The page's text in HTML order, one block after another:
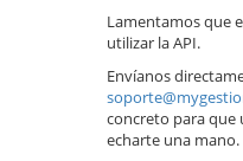
Lamentamos que
utilizar la API.
Envíanos
concreto para que
echarte una mano.